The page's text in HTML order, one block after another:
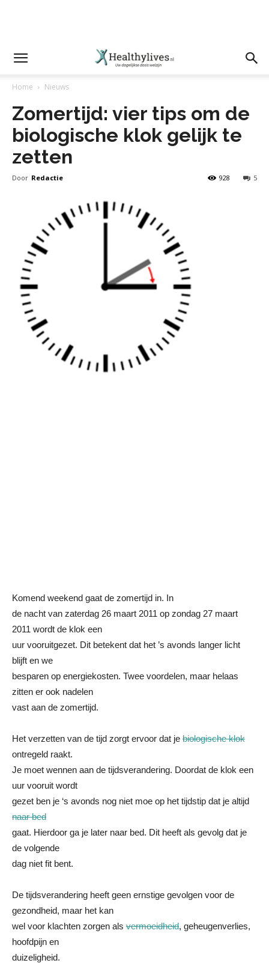
Home Nieuws
Zomertijd: vier tips om de
biologische klok gelijk te
zetten
Door Redactie 5
928
Komend weekend gaat de zomertijd in. In
de nacht van zaterdag 26 maart 2011 op zondag 27 maart
2011 wordt de klok een
uur vooruitgezet. Dit betekent dat het ’s avonds langer licht
blijft en we
besparen op energiekosten. Twee voordelen, maar helaas
zitten er ook nadelen
vast aan de zomertijd.
Het verzetten van de tijd zorgt ervoor dat je biologische klok
ontregeld raakt.
Je moet wennen aan de tijdsverandering. Doordat de klok een
uur vooruit wordt
gezet ben je ‘s avonds nog niet moe op het tijdstip dat je altijd
naar bed
gaat. Hierdoor ga je later naar bed. Dit heeft als gevolg dat je
de volgende
dag niet fit bent.
De tijdsverandering heeft geen ernstige gevolgen voor de
gezondheid, maar het kan
wel voor klachten zorgen als vermoeidheid, geheugenverlies,
hoofdpijn en
duizeligheid.